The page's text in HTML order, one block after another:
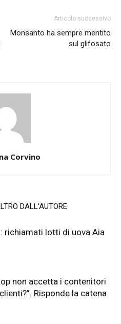
Articolo successivo
Monsanto ha sempre mentito
sul glifosato
Corvino
DALL'AUTORE
richiamati lotti di uova Aia
non accetta i contenitori
Risponde la catena